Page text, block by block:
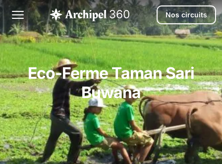
Nos circuits
Eco-Ferme Taman Sari
Buwana